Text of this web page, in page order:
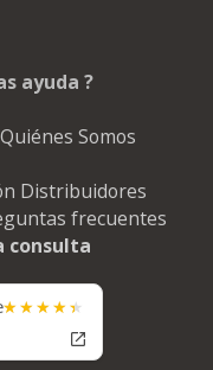
ayuda ?
Somos
Distribuidores
frecuentes
consulta